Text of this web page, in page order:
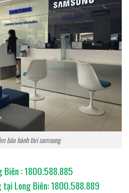
bảo hành tivi samsung
Biên : 1800.588.885
Long Biên: 1800.588.889